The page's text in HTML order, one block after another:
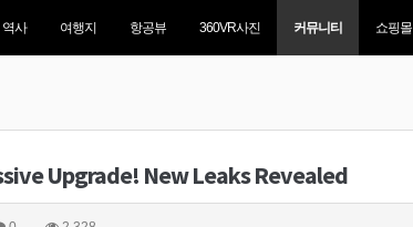
역사 여행지 항공뷰 360VR사진 커뮤니티 쇼핑몰
Upgrade! New Leaks Revealed